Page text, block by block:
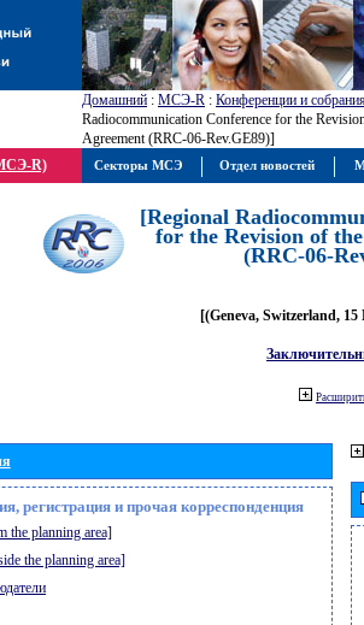
Домашний : МСЭ-R : Конференции и
Radiocommunication Conference for the
Agreement (RRC-06-Rev.GE89)]
R)
[Regional
for the Revision of
(RRC-06-
[(Geneva, Switzerland, 15
регистрация и прочая корреспонденция
the planning area]
the planning area]
Секторы МСЭ Отдел новостей